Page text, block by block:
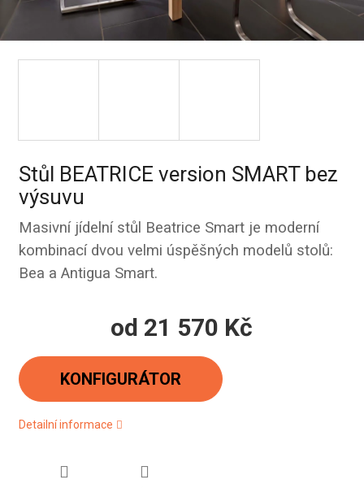
Stůl BEATRICE version SMART bez
výsuvu
Masivní jídelní stůl Beatrice Smart je moderní
kombinací dvou velmi úspěšných modelů stolů:
Bea a Antigua Smart.
od 21 570 Kč
Měrná
cena:
KONFIGURÁTOR
Detailní informace